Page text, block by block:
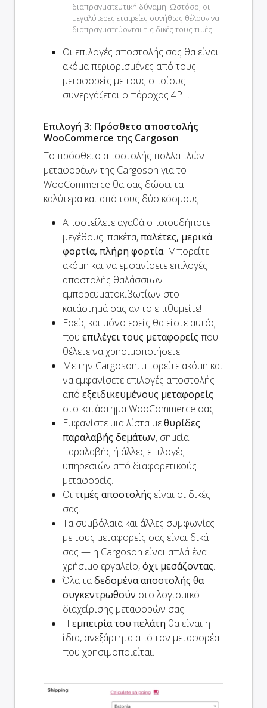
διαπραγματευτική δύναμη. Ωστόσο, οι
μεγαλύτερες εταιρείες συνήθως θέλουν να
διαπραγματεύονται τις δικές τους τιμές.
Οι επιλογές αποστολής σας θα είναι
ακόμαπεριορισμένες από τους
μεταφορείς με τους οποίους
συνεργάζεται ο πάροχος 4PL.
Επιλογή 3: Πρόσθετο αποστολής
WooCommerce της Cargoson
Το πρόσθετο αποστολής πολλαπλών
μεταφορέων της Cargoson για το
WooCommerce θα σας δώσει τα
καλύτερα και από τους δύο κόσμους:
Αποστείλετε αγαθά οποιουδήποτε
μεγέθους: πακέτα,παλέτες, μερικά
φορτία, πλήρη φορτία. Μπορείτε
ακόμη και να εμφανίσετε επιλογές
αποστολής θαλάσσιων
εμπορευματοκιβωτίων στο
κατάστημά σας αν το επιθυμείτε!
Εσείς και μόνο εσείς θα είστε αυτός
που επιλέγει τους μεταφορείς που
θέλετε να χρησιμοποιήσετε.
Με την Cargoson, μπορείτε ακόμη και
να εμφανίσετε επιλογές αποστολής
από εξειδικευμένους μεταφορείς
στο κατάστημα WooCommerce σας.
Εμφανίστε μια λίστα μεθυρίδες
παραλαβής δεμάτων, σημεία
παραλαβής ή άλλες επιλογές
υπηρεσιών από διαφορετικούς
μεταφορείς.
Οιτιμές αποστολής είναι οι δικές
σας.
Τα συμβόλαια και άλλες συμφωνίες
με τους μεταφορείς σας είναι δικά
σας — η Cargoson είναι απλά ένα
χρήσιμο εργαλείο,όχι μεσάζοντας.
Όλα ταδεδομένα αποστολής θα
συγκεντρωθούν στο λογισμικό
διαχείρισης μεταφορών σας.
Η εμπειρία του πελάτη θα είναι η
ίδια, ανεξάρτητα από τον μεταφορέα
που χρησιμοποιείται.